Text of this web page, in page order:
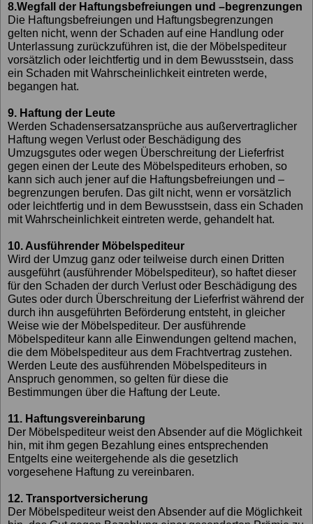
8.Wegfall der Haftungsbefreiungen und –begrenzungen
Die Haftungsbefreiungen und Haftungsbegrenzungen
gelten nicht, wenn der Schaden auf eine Handlung oder
Unterlassung zurückzuführen ist, die der Möbelspediteur
vorsätzlich oder leichtfertig und in dem Bewusstsein, dass
ein Schaden mit Wahrscheinlichkeit eintreten werde,
begangen hat.
9. Haftung der Leute
Werden Schadensersatzansprüche aus außervertraglicher
Haftung wegen Verlust oder Beschädigung des
Umzugsgutes oder wegen Überschreitung der Lieferfrist
gegen einen der Leute des Möbelspediteurs erhoben, so
kann sich auch jener auf die Haftungsbefreiungen und –
begrenzungen berufen. Das gilt nicht, wenn er vorsätzlich
oder leichtfertig und in dem Bewusstsein, dass ein Schaden
mit Wahrscheinlichkeit eintreten werde, gehandelt hat.
10. Ausführender Möbelspediteur
Wird der Umzug ganz oder teilweise durch einen Dritten
ausgeführt (ausführender Möbelspediteur), so haftet dieser
für den Schaden der durch Verlust oder Beschädigung des
Gutes oder durch Überschreitung der Lieferfrist während der
durch ihn ausgeführten Beförderung entsteht, in gleicher
Weise wie der Möbelspediteur. Der ausführende
Möbelspediteur kann alle Einwendungen geltend machen,
die dem Möbelspediteur aus dem Frachtvertrag zustehen.
Werden Leute des ausführenden Möbelspediteurs in
Anspruch genommen, so gelten für diese die
Bestimmungen über die Haftung der Leute.
11. Haftungsvereinbarung
Der Möbelspediteur weist den Absender auf die Möglichkeit
hin, mit ihm gegen Bezahlung eines entsprechenden
Entgelts eine weitergehende als die gesetzlich
vorgesehene Haftung zu vereinbaren.
12. Transportversicherung
Der Möbelspediteur weist den Absender auf die Möglichkeit